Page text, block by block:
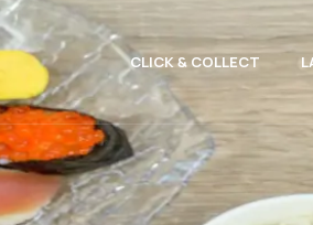
CLICK & COLLECT